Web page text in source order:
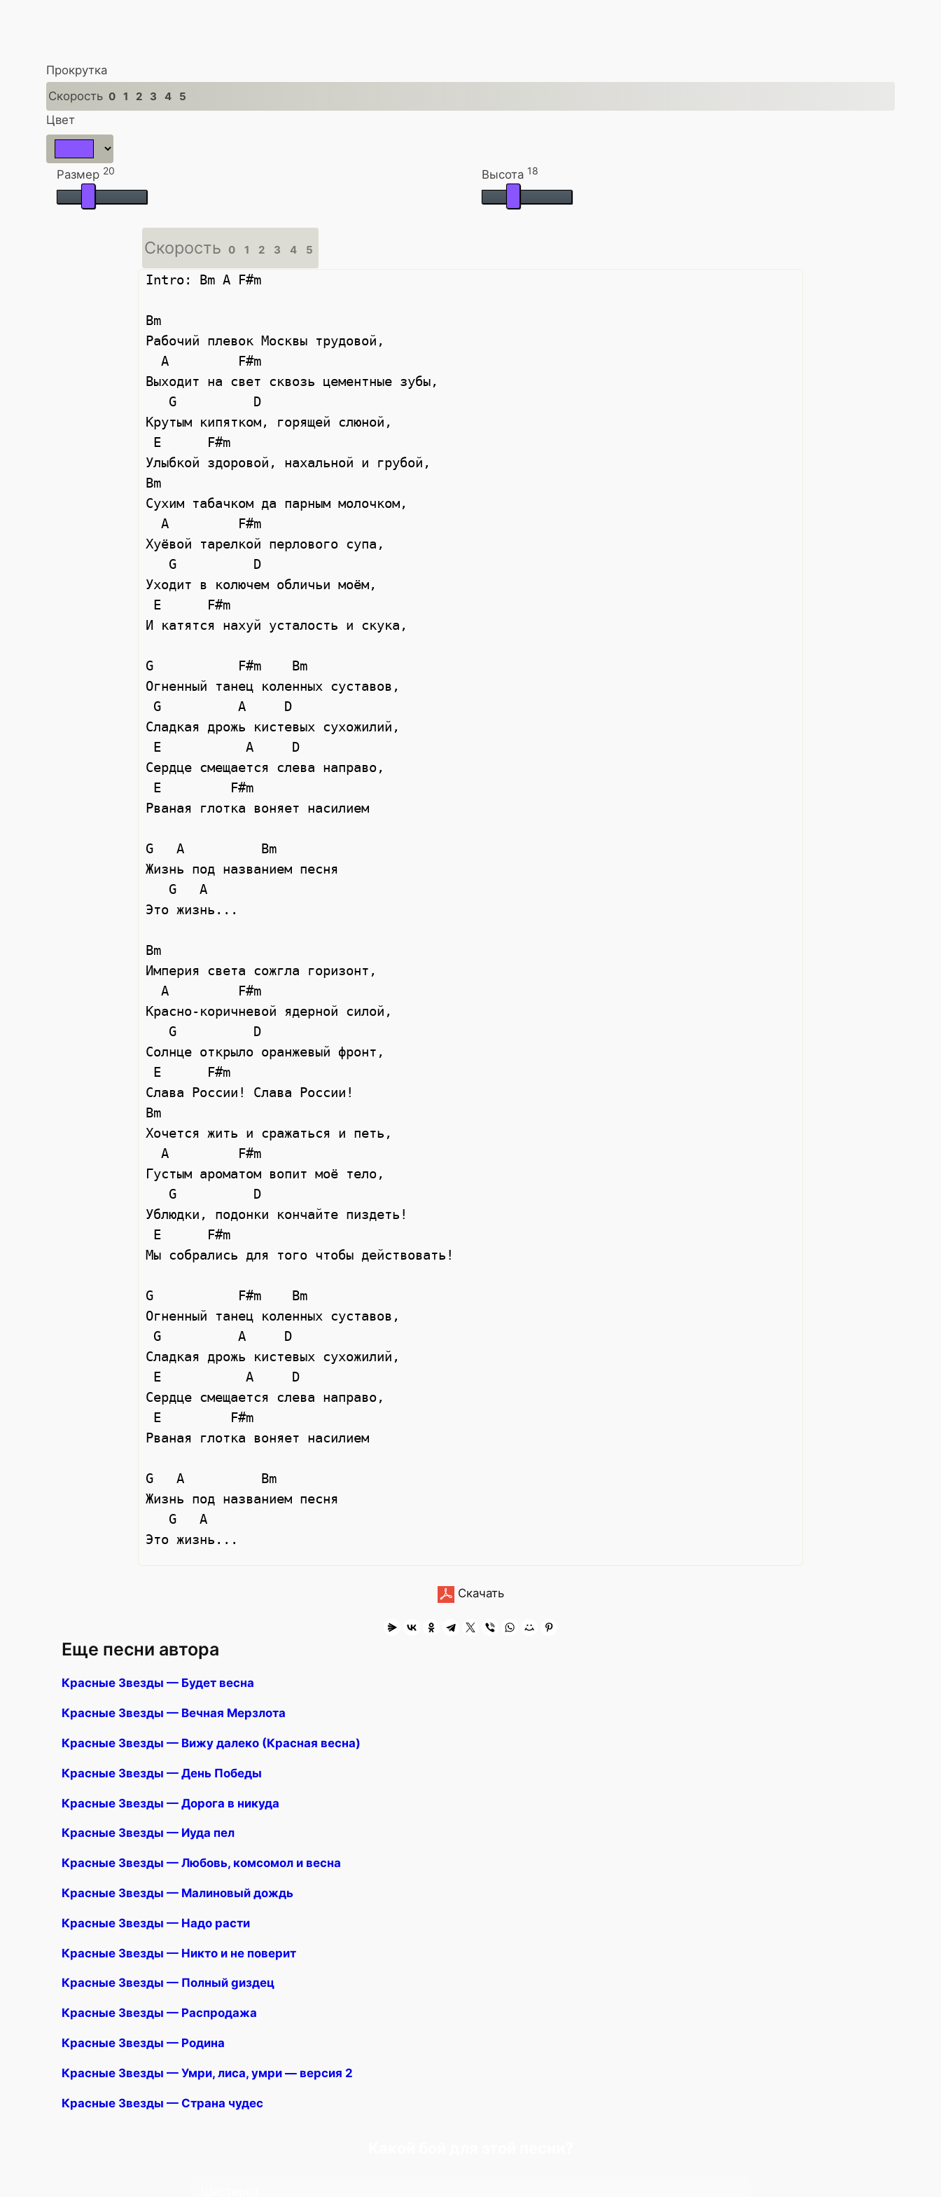
Прокрутка
Скорость 0 1 2 3 4 5
Цвет
Размер 20 Высота 18
Скорость 0 1 2 3 4 5
Intro: Bm A F#m
Bm
Рабочий плевок Москвы трудовой,
Выходит на свет сквозь цементные зубы,
Крутым кипятком, горящей слюной,
Улыбкой здоровой, нахальной и грубой,
Bm
Сухим табачком да парным молочком,
Хуёвой тарелкой перлового супа,
Уходит в колючем обличьи моём,
И катятся нахуй усталость и скука,
G           F#m    Bm
Огненный танец коленных суставов,
Сладкая дрожь кистевых сухожилий,
Сердце смещается слева направо,
Рваная глотка воняет насилием
G   A          Bm
Жизнь под названием песня
Это жизнь...
Bm
Империя света сожгла горизонт,
Красно-коричневой ядерной силой,
Солнце открыло оранжевый фронт,
Слава России! Слава России!
Bm
Хочется жить и сражаться и петь,
Густым ароматом вопит моё тело,
Ублюдки, подонки кончайте пиздеть!
Мы собрались для того чтобы действовать!
G           F#m    Bm
Огненный танец коленных суставов,
Сладкая дрожь кистевых сухожилий,
Сердце смещается слева направо,
Рваная глотка воняет насилием
G   A          Bm
Жизнь под названием песня
Скачать
Еще песни автора
Красные Звезды — Будет весна
Красные Звезды — Вечная Мерзлота
Красные Звезды — Вижу далеко (Красная весна)
Красные Звезды — День Победы
Красные Звезды — Дорога в никуда
Красные Звезды — Иуда пел
Красные Звезды — Любовь, комсомол и весна
Красные Звезды — Малиновый дождь
Красные Звезды — Надо расти
Красные Звезды — Никто и не поверит
Красные Звезды — Полный gиздец
Красные Звезды — Распродажа
Красные Звезды — Родина
Красные Звезды — Умри, лиса, умри — версия 2
Красные Звезды — Страна чудес